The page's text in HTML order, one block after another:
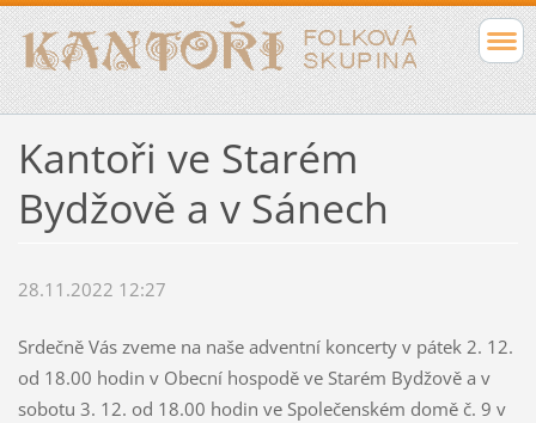
Kantoři ve Starém
Bydžově a v Sánech
28.11.2022 12:27
Srdečně Vás zveme na naše adventní koncerty v pátek 2. 12.
od 18.00 hodin v Obecní hospodě ve Starém Bydžově a v
sobotu 3. 12. od 18.00 hodin ve Společenském domě č. 9 v